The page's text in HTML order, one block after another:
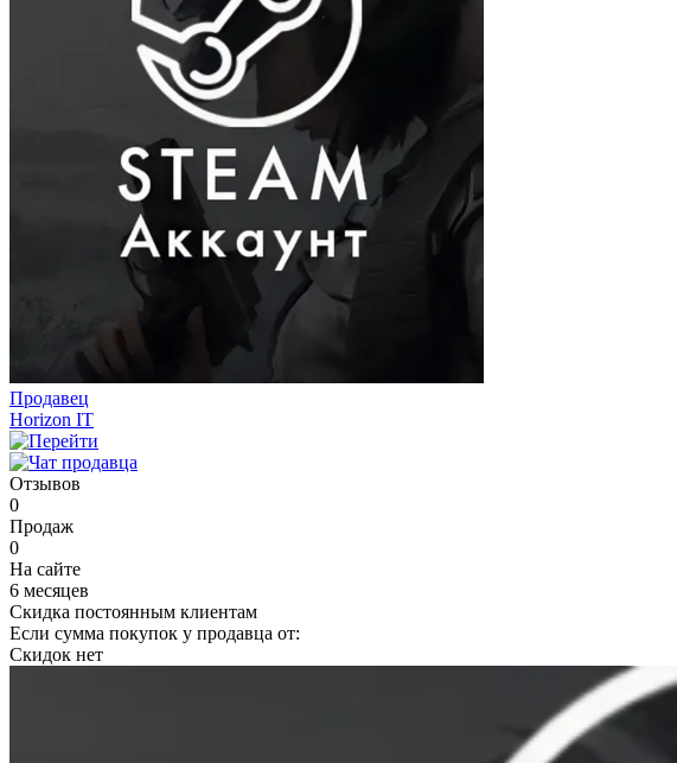
Продавец
Horizon IT
Отзывов
0
Продаж
0
На сайте
6 месяцев
Скидка постоянным клиентам
Если сумма покупок у продавца от:
Скидок нет